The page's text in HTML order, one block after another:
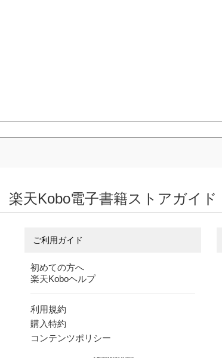
楽天Kobo電子書籍ストアガイド
ご利用ガイド
初めての方へ
楽天Koboヘルプ
利用規約
購入特約
コンテンツポリシー